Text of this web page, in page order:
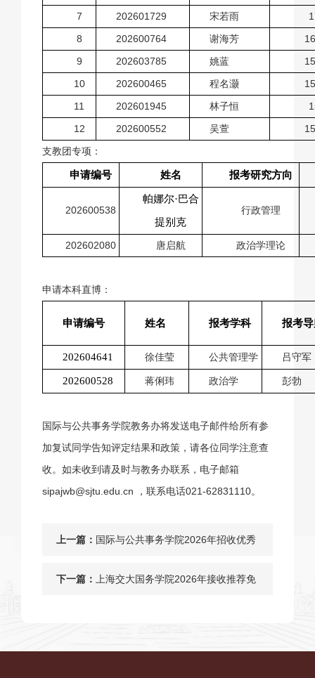
7
202601729 宋若雨
8
202600764 谢海芳
9
202603785 姚蓝
10
202600465 程名灏
11
202601945 林子恒
12
202600552 吴萱
支教团专项：
申请编号 姓名 报考研究方向
202600538
帕娜尔·巴合
提别克
行政管理
202602080 唐启航 政治学理论
申请本科直博：
申请编号 姓名 报考学科 报考
202604641 徐佳莹 公共管理学 吕守军
202600528 蒋俐玮 政治学 彭勃
国际与公共事务学院教务办将发送电子邮件给所有参
加复试同学告知评定结果和政策，请各位同学注意查
收。如未收到请及时与教务办联系，电子邮箱
sipajwb@sjtu.edu.cn ，联系电话021-62831110。
上一篇： 国际与公共事务学院2026年招收优秀
应届本科毕业生免试攻读研究生（含
下一篇： 上海交大国务学院2026年接收推荐免